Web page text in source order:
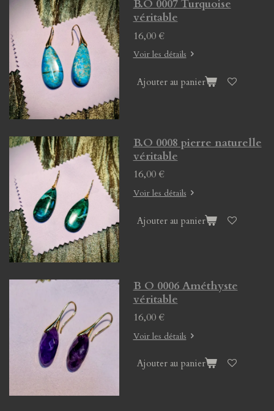
B.O 0007 Turquoise
véritable
16,00 €
Voir les détails
Ajouter au panier
B.O 0008 pierre naturelle
véritable
16,00 €
Voir les détails
Ajouter au panier
B O 0006 Améthyste
véritable
16,00 €
Voir les détails
Ajouter au panier